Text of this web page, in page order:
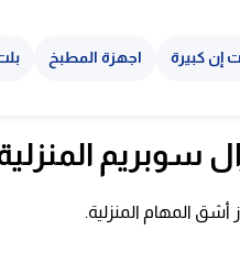
إن كبيرة اجهزة المطبخ
سوبريم
أشق المهام المنزلية.